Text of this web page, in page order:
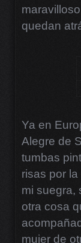
quedan
Ya en
Alegre de
tumbas
risas por
mi suegra,
otra cosa
mujer de